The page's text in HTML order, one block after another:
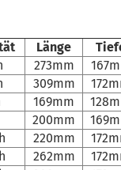
Länge
273mm
309mm
169mm
200mm
220mm
262mm